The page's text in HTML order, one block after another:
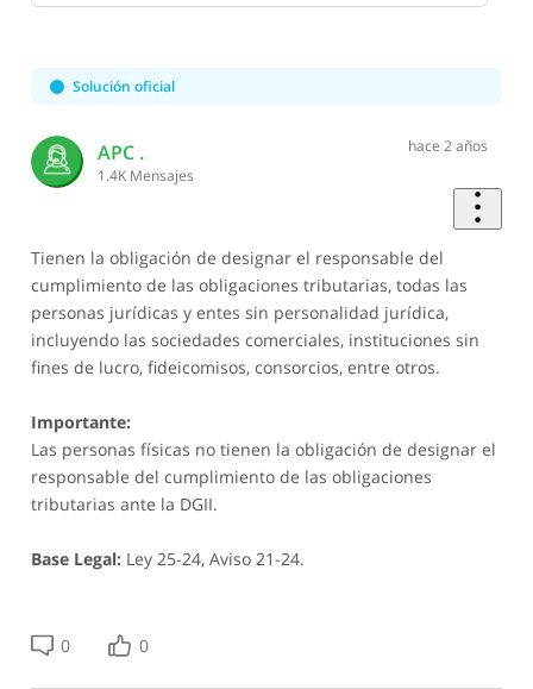
Selected
First
Solución oficial
APC .
1.4K Mensajes
hace 2 años
Tienen la obligación de designar el responsable del
cumplimiento de las obligaciones tributarias, todas las
personas jurídicas y entes sin personalidad jurídica,
incluyendo las sociedades comerciales, instituciones sin
fines de lucro, fideicomisos, consorcios, entre otros.
Importante:
Las personas físicas no tienen la obligación de designar el
responsable del cumplimiento de las obligaciones
tributarias ante la DGII.
Base Legal:Ley 25-24, Aviso 21-24.
0 0